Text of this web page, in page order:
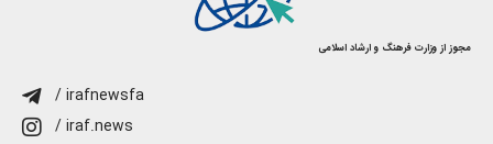
مجوز از وزارت فرهنگ و ارشاد اسلامی
/ irafnewsfa
/ iraf.news